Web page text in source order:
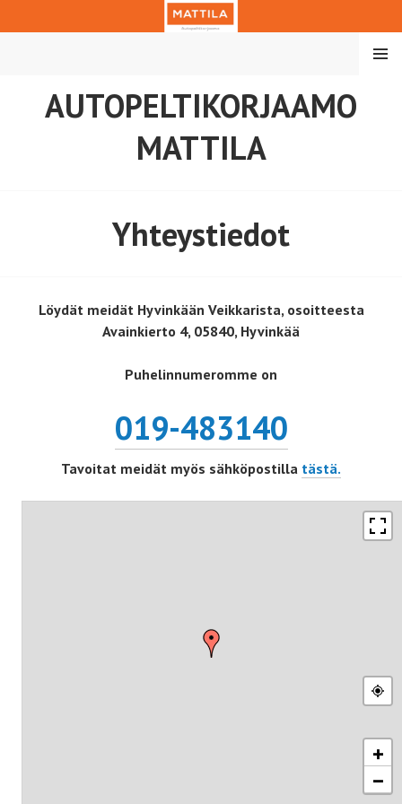
to
AUTOPELTIKORJAAMO
MATTILA
MENU
Yhteystiedot
Löydät meidät Hyvinkään Veikkarista, osoitteesta
Avainkierto 4, 05840, Hyvinkää
Puhelinnumeromme on
019-483140
Tavoitat meidät myös sähköpostilla tästä.
+
−